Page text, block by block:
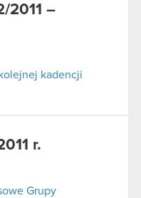
2011 –
kadencji
r.
Grupy